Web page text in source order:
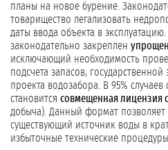
планы на новое бурение.
товарищество легализовать
даты ввода объекта в
законодательно закреплен
исключающий необходимость
подсчета запасов,
проекта водозабора. В 95%
становится совмещенная лицензия
добыча). Данный формат
существующий источник воды в
избыточные технические